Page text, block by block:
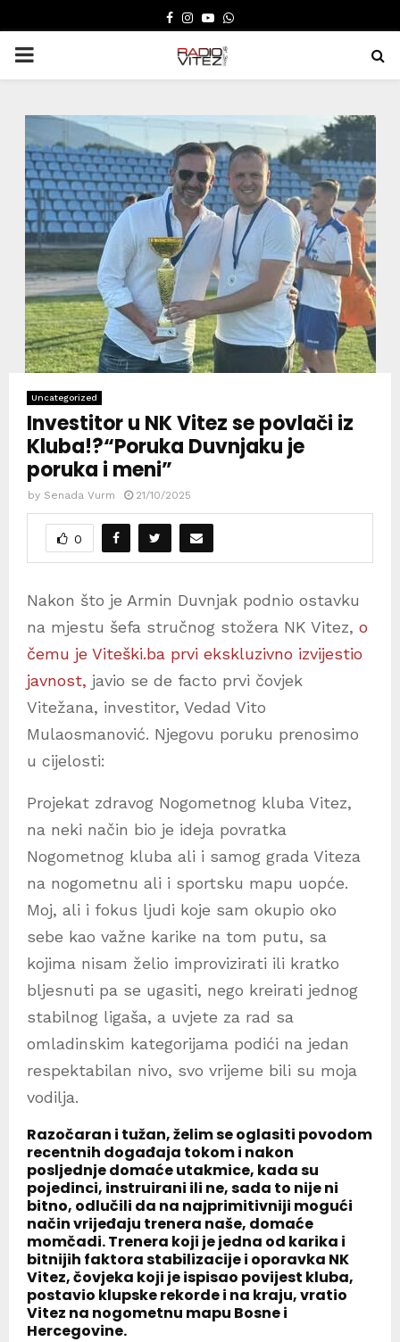
FACEBOOK
INSTAGRAM
YOUTUBE
WHATSAPP
PRIMARY
Uncategorized
Investitor u NK Vitez se povlači iz
Kluba!?“Poruka Duvnjaku je
poruka i meni”
by Senada Vurm 21/10/2025
0
Nakon što je Armin Duvnjak podnio ostavku
na mjestu šefa stručnog stožera NK Vitez, o
čemu je Viteški.ba prvi ekskluzivno izvijestio
javnost, javio se de facto prvi čovjek
Vitežana, investitor, Vedad Vito
Mulaosmanović. Njegovu poruku prenosimo
u cijelosti:
Projekat zdravog Nogometnog kluba Vitez,
na neki način bio je ideja povratka
Nogometnog kluba ali i samog grada Viteza
na nogometnu ali i sportsku mapu uopće.
Moj, ali i fokus ljudi koje sam okupio oko
sebe kao važne karike na tom putu, sa
kojima nisam želio improvizirati ili kratko
bljesnuti pa se ugasiti, nego kreirati jednog
stabilnog ligaša, a uvjete za rad sa
omladinskim kategorijama podići na jedan
respektabilan nivo, svo vrijeme bili su moja
vodilja.
Razočaran i tužan, želim se oglasiti povodom
recentnih događaja tokom i nakon
posljednje domaće utakmice, kada su
pojedinci, instruirani ili ne, sada to nije ni
bitno, odlučili da na najprimitivniji mogući
način vrijeđaju trenera naše, domaće
momčadi. Trenera koji je jedna od karika i
bitnijih faktora stabilizacije i oporavka NK
Vitez, čovjeka koji je ispisao povijest kluba,
postavio klupske rekorde i na kraju, vratio
Vitez na nogometnu mapu Bosne i
Hercegovine.